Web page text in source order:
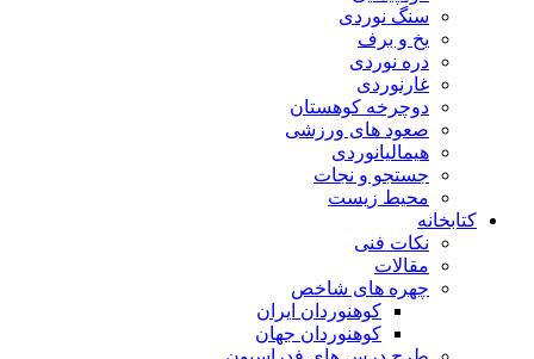
سنگ نوردی
یخ و برف
دره نوردی
غارنوردی
دوچرخه کوهستان
صعود های ورزشی
هیمالیانوردی
جستجو و نجات
محیط زیست
کتابخانه
نکات فنی
مقالات
چهره های شاخص
کوهنوردان ایران
کوهنوردان جهان